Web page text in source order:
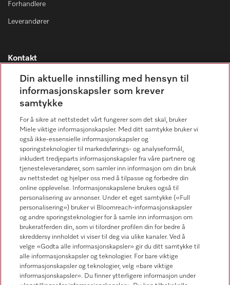
Forhandlere
Leverandører
Kontakt
Kontaktoversikt
Miele Professional Service
67 17 34 40
Forbrukerkontakt
67 17 31 00
Forhandlersøk
Følg Miele Professional
Din aktuelle innstilling med hensyn til
informasjonskapsler som krever
samtykke
For å sikre at nettstedet vårt fungerer som det skal, bruker
Miele viktige informasjonskapsler. Med ditt samtykke bruker vi
også ikke-essensielle informasjonskapsler og
sporingsteknologier til markedsførings- og analyseformål,
inkludert tredjeparts informasjonskapsler fra våre partnere og
tjenesteleverandører, som samler inn informasjon om din bruk
av nettstedet og hjelper oss med å tilpasse og forbedre din
online opplevelse. Informasjonskapslene brukes også til
personalisering av annonser. Under et eget samtykke («Full
personalisering») bruker vi Bloomreach-informasjonskapsler
og andre sporingsteknologier for å samle inn informasjon om
brukeratferden din, som vi tilordner profilen din for bedre å
skreddersy innholdet vi viser til deg via ulike kanaler. Ved å
velge «Godta alle informasjonskapsler» gir du ditt samtykke til
alle informasjonskapsler og teknologier. For bare viktige
informasjonskapsler og teknologier, velg «bare viktige
informasjonskapsler». Du finner ytterligere informasjon under